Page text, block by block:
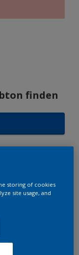
finden
storing of cookies
site usage, and